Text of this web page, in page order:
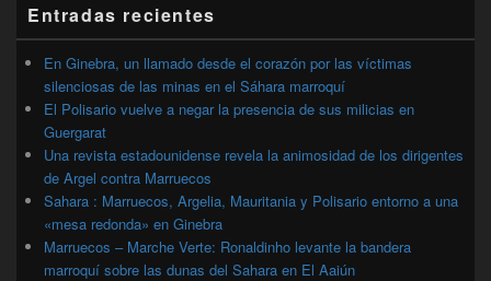
lateral
primaria
Entradas recientes
En Ginebra, un llamado desde el corazón por las víctimas
silenciosas de las minas en el Sáhara marroquí
El Polisario vuelve a negar la presencia de sus milicias en
Guergarat
Una revista estadounidense revela la animosidad de los dirigentes
de Argel contra Marruecos
Sahara : Marruecos, Argelia, Mauritania y Polisario entorno a una
«mesa redonda» en Ginebra
Marruecos – Marche Verte: Ronaldinho levante la bandera
marroquí sobre las dunas del Sahara en El Aaiún